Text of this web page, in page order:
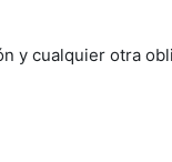
y cualquier otra